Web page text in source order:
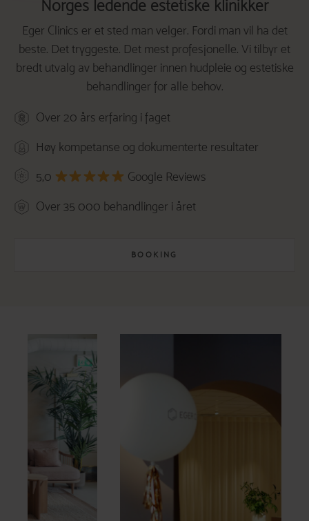
Norges ledende estetiske klinikker
Eger Clinics er et sted man velger. Fordi man vil ha det
beste. Det tryggeste. Det mest profesjonelle. Vi tilbyr et
bredt utvalg av behandlinger innen hudpleie og estetiske
behandlinger for alle behov.
Over 20 års erfaring i faget
Høy kompetanse og dokumenterte resultater
5,0
Google Reviews
Over 35 000 behandlinger i året
BOOKING